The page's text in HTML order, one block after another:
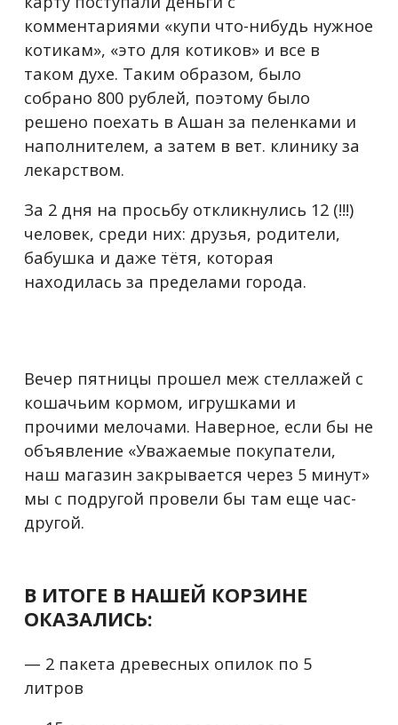
комментариями «купи что-нибудь нужное
котикам», «это для котиков» и все в
таком духе. Таким образом, было
собрано 800 рублей, поэтому было
решено поехать в Ашан за пеленками и
наполнителем, а затем в вет. клинику за
лекарством.
За 2 дня на просьбу откликнулись 12 (!!!)
человек, среди них: друзья, родители,
бабушка и даже тётя, которая
находилась за пределами города.
Вечер пятницы прошел меж стеллажей с
кошачьим кормом, игрушками и
прочими мелочами. Наверное, если бы не
объявление «Уважаемые покупатели,
наш магазин закрывается через 5 минут»
мы с подругой провели бы там еще час-
другой.
В ИТОГЕ В НАШЕЙ КОРЗИНЕ
ОКАЗАЛИСЬ:
— 2 пакета древесных опилок по 5
литров